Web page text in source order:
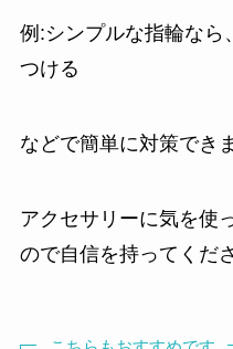
例:シンプルな指輪なら
つける
などで簡単に対策でき
アクセサリーに気を使
ので自信を持ってくだ